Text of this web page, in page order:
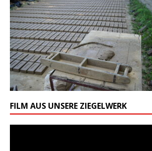
FILM AUS UNSERE ZIEGELWERK